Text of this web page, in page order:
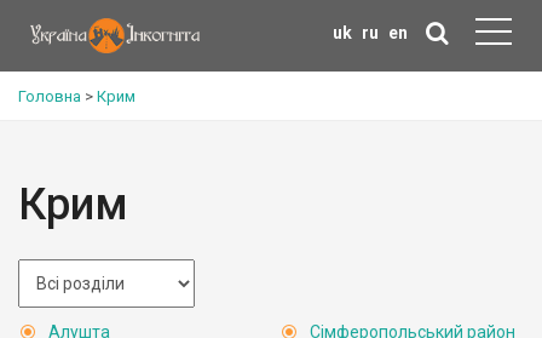
uk ru en
Головна > Крим
Крим
Алушта
Сімферопольський район